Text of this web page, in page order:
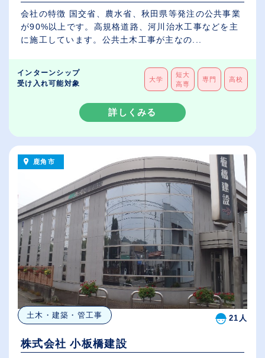
会社の特徴 国交省、農水省、秋田県等発注の公共事業
が90%以上です。高規格道路、河川治水工事などを主
に施工しています。公共土木工事が主なの...
インターンシップ
受け入れ可能対象
大学
短大
高専
専門 高校
詳しくみる
鹿角市
土木・建築・管工事 21人
株式会社 小板橋建設